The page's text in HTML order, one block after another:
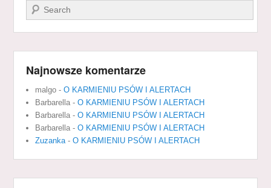
Szukaj
Najnowsze komentarze
malgo -O KARMIENIU PSÓW I ALERTACH
Barbarella -O KARMIENIU PSÓW I ALERTACH
Barbarella -O KARMIENIU PSÓW I ALERTACH
Barbarella -O KARMIENIU PSÓW I ALERTACH
Zuzanka -O KARMIENIU PSÓW I ALERTACH